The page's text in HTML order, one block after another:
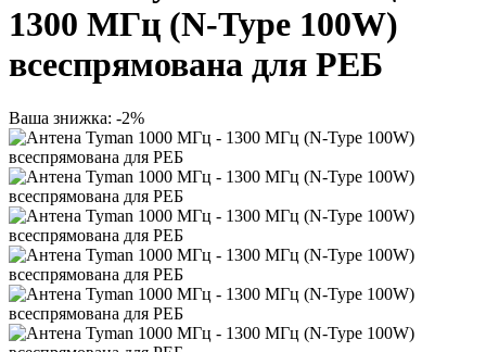
1300 МГц (N-Type 100W)
всеспрямована для РЕБ
Ваша знижка: -2%